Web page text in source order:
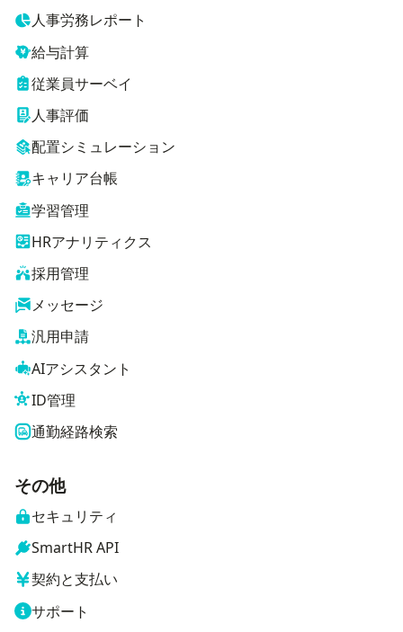
人事労務レポート
給与計算
従業員サーベイ
人事評価
配置シミュレーション
キャリア台帳
学習管理
HRアナリティクス
採用管理
メッセージ
汎用申請
AIアシスタント
ID管理
通勤経路検索
その他
セキュリティ
SmartHR API
契約と支払い
サポート